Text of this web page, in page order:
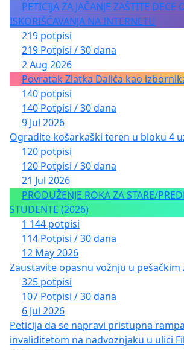
PETICIJA ZA JAČANJE ZAŠTITE
ISKORIŠĆAVANJA NA INTERNETU
219 potpisi
219 Potpisi / 30 dana
2 Aug 2026
Povratak Zlatka Dalića kao
140 potpisi
140 Potpisi / 30 dana
9 Jul 2026
Ogradite košarkaški teren u bloku 4
120 potpisi
120 Potpisi / 30 dana
21 Jul 2026
PRODUŽENJE ROKA ZA STARE/
STUDENTE (2026)
1 144 potpisi
114 Potpisi / 30 dana
12 May 2026
Zaustavite opasnu vožnju u pešačkim
325 potpisi
107 Potpisi / 30 dana
6 Jul 2026
Peticija da se napravi pristupna
invaliditetom na nadvoznjaku u ulici